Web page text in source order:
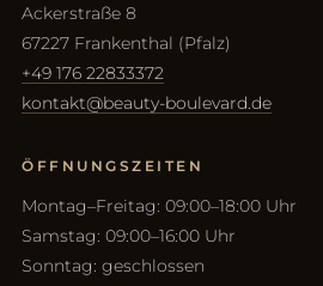
Ackerstraße 8
67227 Frankenthal (Pfalz)
+49 176 22833372
kontakt@beauty-boulevard.de
ÖFFNUNGSZEITEN
Montag–Freitag: 09:00–18:00 Uhr
Samstag: 09:00–16:00 Uhr
Sonntag: geschlossen